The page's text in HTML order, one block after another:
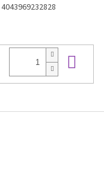
4043969232828